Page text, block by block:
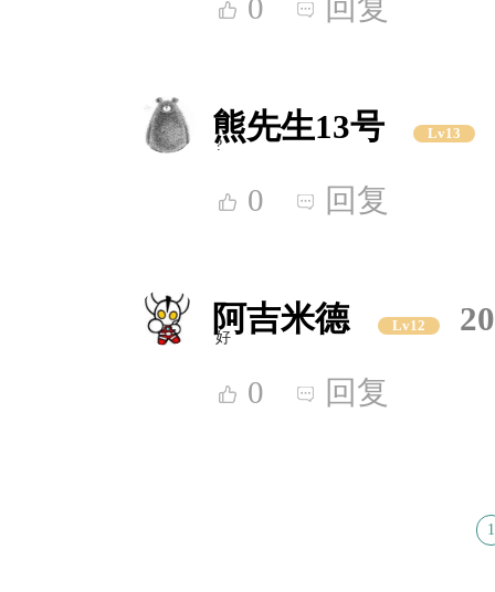
0 回复
熊先生13号 Lv13
?
0 回复
阿吉米德 Lv12
好
0 回复
1